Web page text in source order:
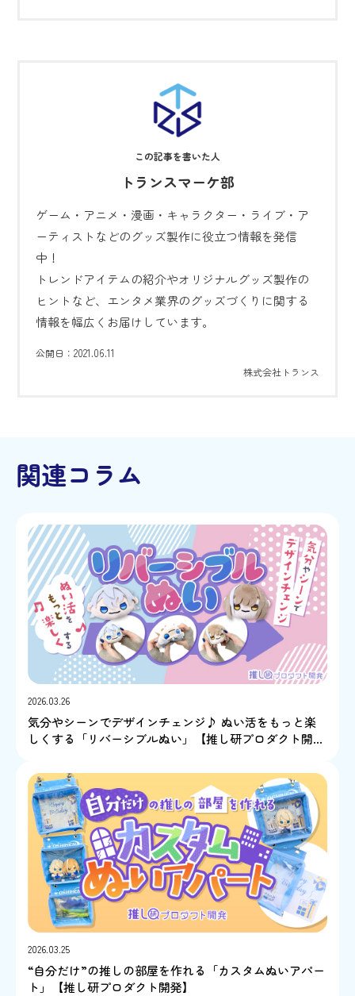
トランスマーケ部
ゲーム・アニメ・漫画・キャラクター・ライブ・ア
ーティストなどのグッズ製作に役立つ情報を発信
中！
トレンドアイテムの紹介やオリジナルグッズ製作の
ヒントなど、エンタメ業界のグッズづくりに関する
情報を幅広くお届けしています。
公開日：2021.06.11
株式会社トランス
関連コラム
2026.03.26
気分やシーンでデザインチェンジ♪ ぬい活をもっと楽
しくする「リバーシブルぬい」【推し研プロダクト開
2026.03.25
“自分だけ”の推しの部屋を作れる「カスタムぬいアパー
ト」【推し研プロダクト開発】